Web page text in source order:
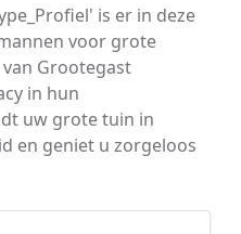
is er in deze
voor grote
Grootegast
in hun
uw grote tuin in
en geniet u zorgeloos